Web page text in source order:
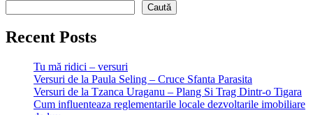
Caută
Recent Posts
Tu mă ridici – versuri
Versuri de la Paula Seling – Cruce Sfanta Parasita
Versuri de la Tzanca Uraganu – Plang Si Trag Dintr-o Tigara
Cum influenteaza reglementarile locale dezvoltarile imobiliare